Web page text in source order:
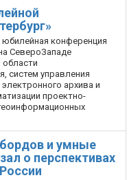
юбилейная конференция
Северо­Западе
систем управления
архива и
проектно-
и умные
о перспективах